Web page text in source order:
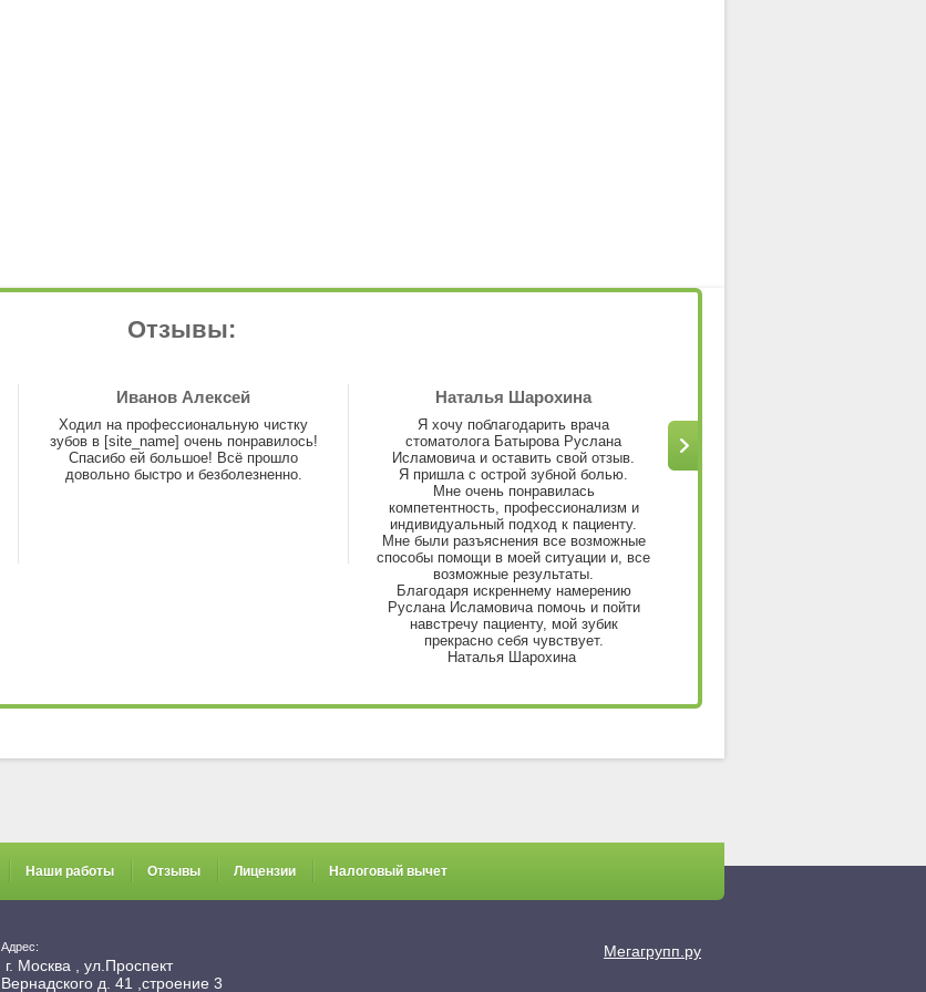
Отзывы:
Иванов Алексей
Ходил на профессиональную чистку
зубов в [site_name] очень понравилось!
Спасибо ей большое! Всё прошло
довольно быстро и безболезненно.
Наталья Шарохина
Я хочу поблагодарить врача
стоматолога Батырова Руслана
Исламовича и оставить свой отзыв.
Я пришла с острой зубной болью.
Мне очень понравилась
компетентность, профессионализм и
индивидуальный подход к пациенту.
Мне были разъяснения все возможные
способы помощи в моей ситуации и, все
возможные результаты.
Благодаря искреннему намерению
Руслана Исламовича помочь и пойти
навстречу пациенту, мой зубик
прекрасно себя чувствует.
Наталья Шарохина
Наши работы Отзывы Лицензии Налоговый вычет
Адрес:
г. Москва , ул.Проспект
Вернадского д. 41 ,строение 3
Мегагрупп.ру